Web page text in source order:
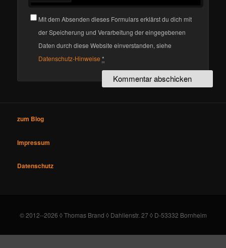
Mit dem Absenden dieses Formulars erklärst du dich mit
der Speicherung und Verarbeitung der eingegebenen
Daten durch diese Website einverstanden, siehe
Datenschutz-Hinweise *
zum Blog
Impressum
Datenschutz
© 2012--2026 ◊ Thomas Brand ◊ Dahlienstr. 27 ◊ D-53332 Bornheim